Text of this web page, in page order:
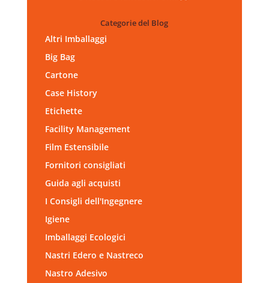
Categorie del Blog
Altri Imballaggi
Big Bag
Cartone
Case History
Etichette
Facility Management
Film Estensibile
Fornitori consigliati
Guida agli acquisti
I Consigli dell'Ingegnere
Igiene
Imballaggi Ecologici
Nastri Edero e Nastreco
Nastro Adesivo